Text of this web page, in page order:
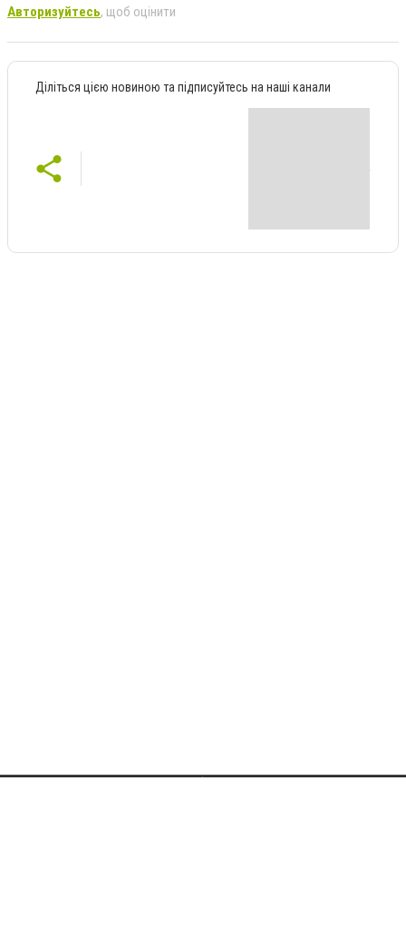
Авторизуйтесь, щоб оцінити
Діліться цією новиною та підписуйтесь на наші канали